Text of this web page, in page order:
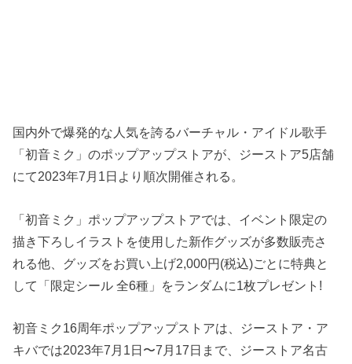
国内外で爆発的な人気を誇るバーチャル・アイドル歌手
「初音ミク」のポップアップストアが、ジーストア5店舗
にて2023年7月1日より順次開催される。
「初音ミク」ポップアップストアでは、イベント限定の
描き下ろしイラストを使用した新作グッズが多数販売さ
れる他、グッズをお買い上げ2,000円(税込)ごとに特典と
して「限定シール 全6種」をランダムに1枚プレゼント!
初音ミク16周年ポップアップストアは、ジーストア・ア
キバでは2023年7月1日〜7月17日まで、ジーストア名古